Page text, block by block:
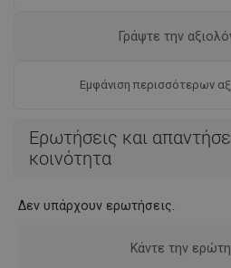
Εμφάνιση περισσότερων
Γράψτε την
Ερωτήσεις και
κοινότητα
Δεν υπάρχουν ερωτήσεις.
Κάντε την